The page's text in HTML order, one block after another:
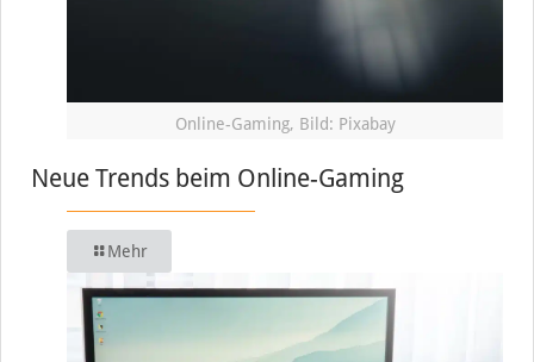
Online-Gaming, Bild: Pixabay
Neue Trends beim Online-Gaming
Mehr